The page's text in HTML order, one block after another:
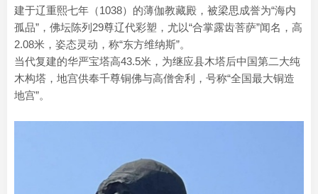
建于辽重熙七年（1038）的薄伽教藏殿，被梁思成誉为“海内
孤品”，佛坛陈列29尊辽代彩塑，尤以“合掌露齿菩萨”闻名，高
2.08米，姿态灵动，称“东方维纳斯”。
当代复建的华严宝塔高43.5米，为继应县木塔后中国第二大纯
木构塔，地宫供奉千尊铜佛与高僧舍利，号称“全国最大铜造
地宫”。